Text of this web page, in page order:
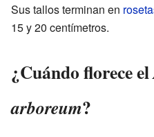
Sus tallos terminan en
15 y 20 centímetros.
¿Cuándo florece el
arboreum?